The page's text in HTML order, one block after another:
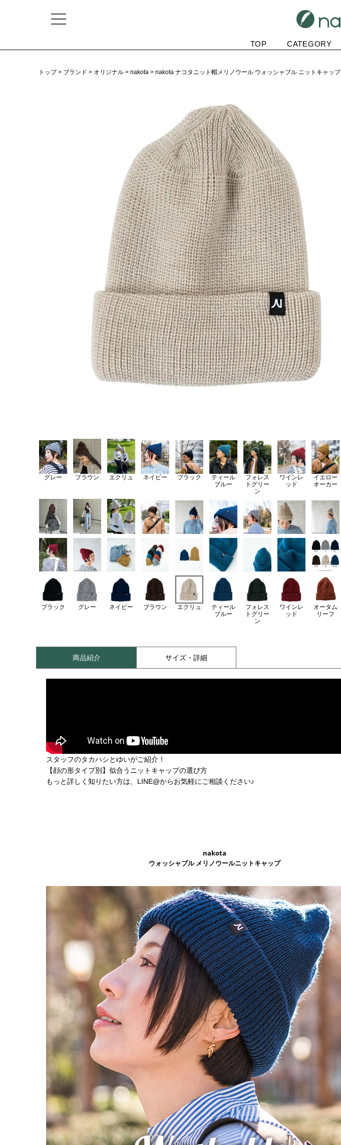
TOP CATEGORY
トップ ブランド オリジナル nakota nakota ナコタニット帽メリノウール ウォッシャブル ニットキャップ
グレー ブラウン エクリュ ネイビー ブラック
ティール
ブルー
フォレス
トグリー
ン
ワインレ
ッド
イエロー
オーカー
ブラック グレー ネイビー ブラウン エクリュ
ティール
ブルー
フォレス
トグリー
ン
ワインレ
ッド
オータム
リーフ
商品紹介 サイズ・詳細
スタッフのタカハシとゆいがご紹介！
【顔の形タイプ別】似合うニットキャップの選び方
もっと詳しく知りたい方は、LINE@からお気軽にご相談ください♪
nakota
ウォッシャブル メリノウールニットキャップ